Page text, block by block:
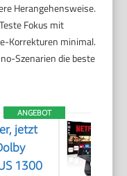
Herangehensweise.
Fokus mit
Korrekturen minimal.
Szenarien die beste
ANGEBOT
jetzt
1300